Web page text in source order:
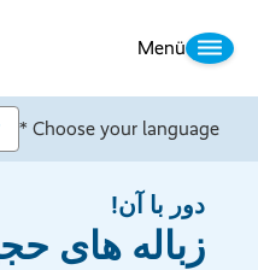
Menü
Choose your language *
دور با آن!